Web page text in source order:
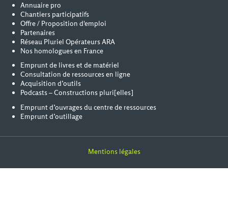
Annuaire pro
Chantiers participatifs
Offre / Proposition d'emploi
Partenaires
Réseau Pluriel Opérateurs ARA
Nos homologues en France
Emprunt de livres et de matériel
Consultation de ressources en ligne
Acquisition d’outils
Podcasts – Constructions pluri[elles]
Emprunt d’ouvrages du centre de ressources
Emprunt d’outillage
Mentions légales